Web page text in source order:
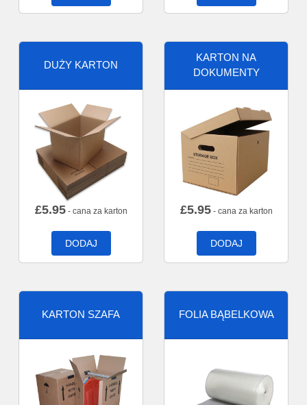
DUŻY KARTON
£5.95- cana za karton
DODAJ
KARTON NA
DOKUMENTY
£5.95- cana za karton
DODAJ
KARTON SZAFA FOLIA BĄBELKOWA